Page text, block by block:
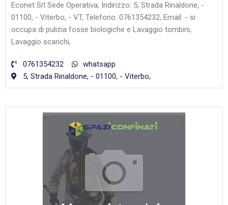
Econet Srl Sede Operativa, Indirizzo: 5, Strada Rinaldone, -
01100, - Viterbo, - VT, Telefono: 0761354232, Email: - si
occupa di pulizia fosse biologiche e Lavaggio tombini,
Lavaggio scarichi,
0761354232
whatsapp
5, Strada Rinaldone, - 01100, - Viterbo,